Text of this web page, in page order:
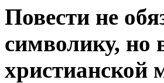
Повести не
символику, но
христианской